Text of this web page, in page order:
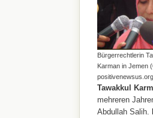
Bürgerrechtlerin
Karman in Jemen
Tawakkul
mehreren
Abdullah Salih.